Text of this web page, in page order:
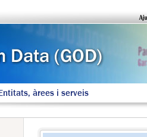
àrees i serveis